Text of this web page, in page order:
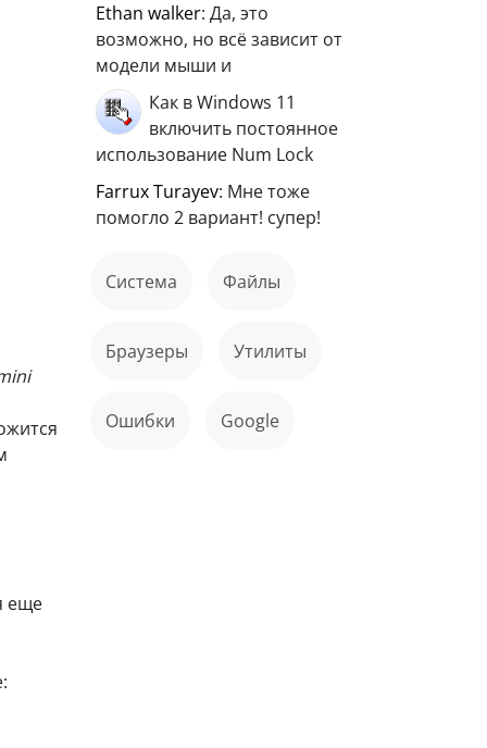
еще
ethan walker: Да, это
возможно, но всё зависит от
модели мыши и
Как в Windows 11
включить постоянное
использование Num Lock
Farrux Turayev: Мне тоже
помогло 2 вариант! супер!
Система файлы
Браузеры Утилиты
ошибки Google